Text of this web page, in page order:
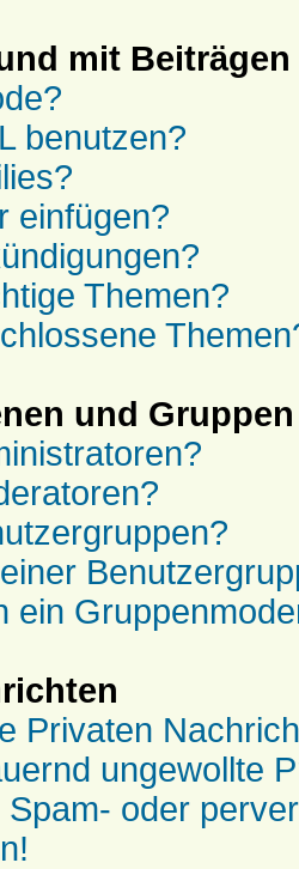
mit
benutzen?
einfügen?
Themen?
und Gruppen
ein
Privaten
ungewollte
Spam- oder